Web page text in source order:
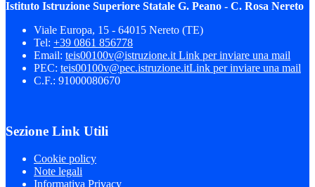
Istituto Istruzione Superiore Statale G. Peano - C. Rosa Nereto
Viale Europa, 15 - 64015 Nereto (TE)
Tel: +39 0861 856778
Email: teis00100v@istruzione.it Link per inviare una mail
PEC: teis00100v@pec.istruzione.itLink per inviare una mail
C.F.: 91000080670
Sezione Link Utili
Cookie policy
Note legali
Informativa Privacy